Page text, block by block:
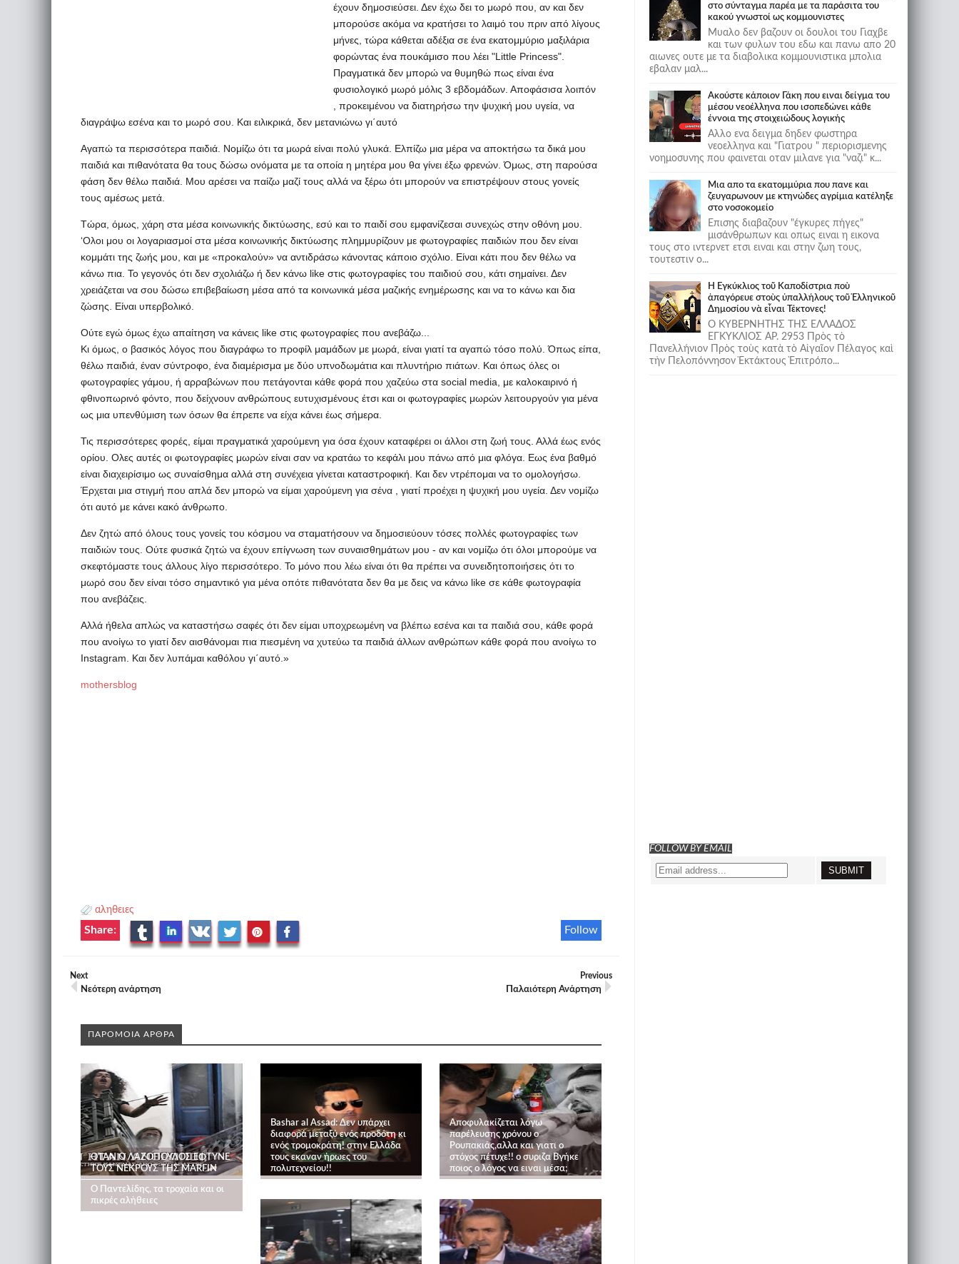
έχουν δημοσιεύσει. Δεν έχω δει το μωρό που, αν και δεν
μπορούσε ακόμα να κρατήσει το λαιμό του πριν από λίγους
μήνες, τώρα κάθεται αδέξια σε ένα εκατομμύριο μαξιλάρια
φορώντας ένα πουκάμισο που λέει "Little Princess".
Πραγματικά δεν μπορώ να θυμηθώ πως είναι ένα
φυσιολογικό μωρό μόλις 3 εβδομάδων. Αποφάσισα λοιπόν
, προκειμένου να διατηρήσω την ψυχική μου υγεία, να
διαγράψω εσένα και το μωρό σου. Και ειλικρικά, δεν μετανιώνω γι΄αυτό
Αγαπώ τα περισσότερα παιδιά. Νομίζω ότι τα μωρά είναι πολύ γλυκά. Ελπίζω μια μέρα να αποκτήσω τα δικά μου
παιδιά και πιθανότατα θα τους δώσω ονόματα με τα οποία η μητέρα μου θα γίνει έξω φρενών. Όμως, στη παρούσα
φάση δεν θέλω παιδιά. Μου αρέσει να παίζω μαζί τους αλλά να ξέρω ότι μπορούν να επιστρέψουν στους γονείς
τους αμέσως μετά.
Τώρα, όμως, χάρη στα μέσα κοινωνικής δικτύωσης, εσύ και το παιδί σου εμφανίζεσαι συνεχώς στην οθόνη μου.
‘Ολοι μου οι λογαριασμοί στα μέσα κοινωνικής δικτύωσης πλημμυρίζουν με φωτογραφίες παιδιών που δεν είναι
κομμάτι της ζωής μου, και με «προκαλούν» να αντιδράσω κάνοντας κάποιο σχόλιο. Είναι κάτι που δεν θέλω να
κάνω πια. Το γεγονός ότι δεν σχολιάζω ή δεν κάνω like στις φωτογραφίες του παιδιού σου, κάτι σημαίνει. Δεν
χρειάζεται να σου δώσω επιβεβαίωση μέσα από τα κοινωνικά μέσα μαζικής ενημέρωσης και να το κάνω και δια
ζώσης. Είναι υπερβολικό.
Ούτε εγώ όμως έχω απαίτηση να κάνεις like στις φωτογραφίες που ανεβάζω...
Κι όμως, ο βασικός λόγος που διαγράφω το προφίλ μαμάδων με μωρά, είναι γιατί τα αγαπώ τόσο πολύ. Όπως είπα,
θέλω παιδιά, έναν σύντροφο, ένα διαμέρισμα με δύο υπνοδωμάτια και πλυντήριο πιάτων. Και όπως όλες οι
φωτογραφίες γάμου, ή αρραβώνων που πετάγονται κάθε φορά που χαζεύω στα social media, με καλοκαιρινό ή
φθινοπωρινό φόντο, που δείχνουν ανθρώπους ευτυχισμένους έτσι και οι φωτογραφίες μωρών λειτουργούν για μένα
ως μια υπενθύμιση των όσων θα έπρεπε να είχα κάνει έως σήμερα.
Τις περισσότερες φορές, είμαι πραγματικά χαρούμενη για όσα έχουν καταφέρει οι άλλοι στη ζωή τους. Αλλά έως ενός
ορίου. Ολες αυτές οι φωτογραφίες μωρών είναι σαν να κρατάω το κεφάλι μου πάνω από μια φλόγα. Εως ένα βαθμό
είναι διαχειρίσιμο ως συναίσθημα αλλά στη συνέχεια γίνεται καταστροφική. Και δεν ντρέπομαι να το ομολογήσω.
Έρχεται μια στιγμή που απλά δεν μπορώ να είμαι χαρούμενη για σένα , γιατί προέχει η ψυχική μου υγεία. Δεν νομίζω
ότι αυτό με κάνει κακό άνθρωπο.
Δεν ζητώ από όλους τους γονείς του κόσμου να σταματήσουν να δημοσιεύουν τόσες πολλές φωτογραφίες των
παιδιών τους. Ούτε φυσικά ζητώ να έχουν επίγνωση των συναισθημάτων μου - αν και νομίζω ότι όλοι μπορούμε να
σκεφτόμαστε τους άλλους λίγο περισσότερο. Το μόνο που λέω είναι ότι θα πρέπει να συνειδητοποιήσεις ότι το
μωρό σου δεν είναι τόσο σημαντικό για μένα οπότε πιθανότατα δεν θα με δεις να κάνω like σε κάθε φωτογραφία
που ανεβάζεις.
Αλλά ήθελα απλώς να καταστήσω σαφές ότι δεν είμαι υποχρεωμένη να βλέπω εσένα και τα παιδιά σου, κάθε φορά
που ανοίγω το γιατί δεν αισθάνομαι πια πιεσμένη να χυτεύω τα παιδιά άλλων ανθρώπων κάθε φορά που ανοίγω το
Instagram. Και δεν λυπάμαι καθόλου γι΄αυτό.»
mothersblog
αληθειες
Follow
Share:
Next
Νεότερη ανάρτηση
Previous
Παλαιότερη Ανάρτηση
ΠΑΡΟΜΟΙΑ ΑΡΘΡΑ
ΟΤΑΝ Ο ΛΑΖΟΠΟΥΛΟΣ ΕΦΤΥΝΕ
ΤΟΥΣ ΝΕΚΡΟΥΣ ΤΗΣ MARFIN
Bashar al Assad: Δεν υπάρχει
διαφορά μεταξύ ενός προδότη κι
ενός τρομοκράτη! στην Ελλάδα
τους εκαναν ήρωες του
πολυτεχνείου!!
Αποφυλακίζεται λόγω
παρέλευσης χρόνου ο
Ρουπακιάς,αλλα και γιατι ο
στόχος πέτυχε!! ο συριζα Βγήκε
ποιος ο λόγος να ειναι μέσα;
Ο Παντελίδης, τα τροχαία και οι
πικρές αλήθειες
στο σύνταγμα παρέα με τα παράσιτα του
κακού γνωστοί ως κομμουνιστες
Μυαλο δεν βαζουν οι δουλοι του Γιαχβε
και των φυλων του εδω και πανω απο 20
αιωνες ουτε με τα διαβολικα κομμουνιστικα μπολια
εβαλαν μαλ...
Ακούστε κάποιον Γάκη που ειναι δείγμα του
μέσου νεοέλληνα που ισοπεδώνει κάθε
έννοια της στοιχειώδους λογικής
Αλλο ενα δειγμα δηδεν φωστηρα
νεοελληνα και "Γιατρου " περιορισμενης
νοημοσυνης που φαινεται οταν μιλανε για "ναζι" κ...
Μια απο τα εκατομμύρια που πανε και
ζευγαρωνουν με κτηνώδες αγρίμια κατέληξε
στο νοσοκομείο
Επισης διαβαζουν "έγκυρες πήγες"
μισάνθρωπων και οπως ειναι η εικονα
τους στο ιντερνετ ετσι ειναι και στην ζωη τους,
τουτεστιν ο...
Ἡ Ἐγκύκλιος τοῦ Καποδίστρια ποὺ
ἀπαγόρευε στοὺς ὑπαλλήλους τοῦ Ἑλληνικοῦ
Δημοσίου νὰ εἶναι Τέκτονες!
Ο ΚΥΒΕΡΝΗΤΗΣ ΤΗΣ ΕΛΛΑΔΟΣ
ΕΓΚΥΚΛΙΟΣ ΑΡ. 2953 Πρὸς τὸ
Πανελλήνιον Πρὸς τοὺς κατὰ τὸ Αἰγαῖον Πέλαγος καὶ
τὴν Πελοπόννησον Ἐκτάκτους Ἐπιτρόπο...
FOLLOW BY EMAIL